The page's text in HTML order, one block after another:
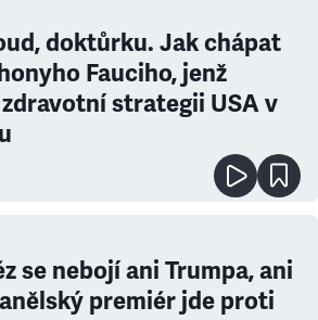
doktůrku. Jak chápat
Fauciho, jenž
strategii USA v
se nebojí ani Trumpa, ani
premiér jde proti